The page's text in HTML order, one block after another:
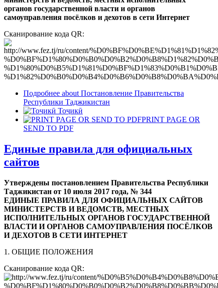
органов государственной власти и органов
самоуправления посёлков и дехотов в сети Интернет
Сканирование кода QR:
Подробнее about Постановление Правительства
Республики Таджикистан
Тоҷикӣ
PRINT PAGE OR
SEND TO PDF
Единые правила для официальных
сайтов
Утверждены постановлением Правительства Республики
Таджикистан от 10 июля 2017 года, № 344
ЕДИНЫЕ ПРАВИЛА ДЛЯ ОФИЦИАЛЬНЫХ САЙТОВ
МИНИСТЕРСТВ И ВЕДОМСТВ, МЕСТНЫХ
ИСПОЛНИТЕЛЬНЫХ ОРГАНОВ ГОСУДАРСТВЕННОЙ
ВЛАСТИ И ОРГАНОВ САМОУПРАВЛЕНИЯ ПОСЁЛКОВ
И ДЕХОТОВ В СЕТИ ИНТЕРНЕТ
1. ОБЩИЕ ПОЛОЖЕНИЯ
Сканирование кода QR: